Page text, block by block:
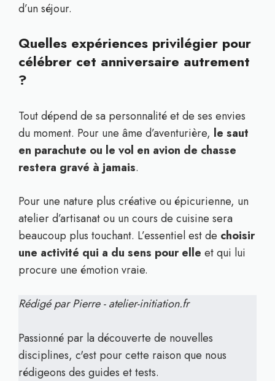
d’un séjour.
Quelles expériences privilégier pour
célébrer cet anniversaire autrement
?
Tout dépend de sa personnalité et de ses envies
du moment. Pour une âme d’aventurière, le saut
en parachute ou le vol en avion de chasse
restera gravé à jamais.
Pour une nature plus créative ou épicurienne, un
atelier d’artisanat ou un cours de cuisine sera
beaucoup plus touchant. L’essentiel est de choisir
une activité qui a du sens pour elle et qui lui
procure une émotion vraie.
Rédigé par Pierre - atelier-initiation.fr
Passionné par la découverte de nouvelles
disciplines, c'est pour cette raison que nous
rédigeons des guides et tests.